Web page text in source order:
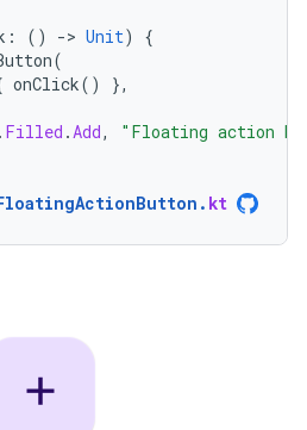
: () -> Unit)
{
(
onClick()
},
. Filled .Add,
"Floating action
. kt